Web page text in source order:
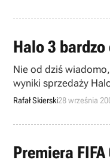
Halo 3
Nie od dziś
wyniki sprzedaży
Rafał Skierski28 września
Premiera FIFA